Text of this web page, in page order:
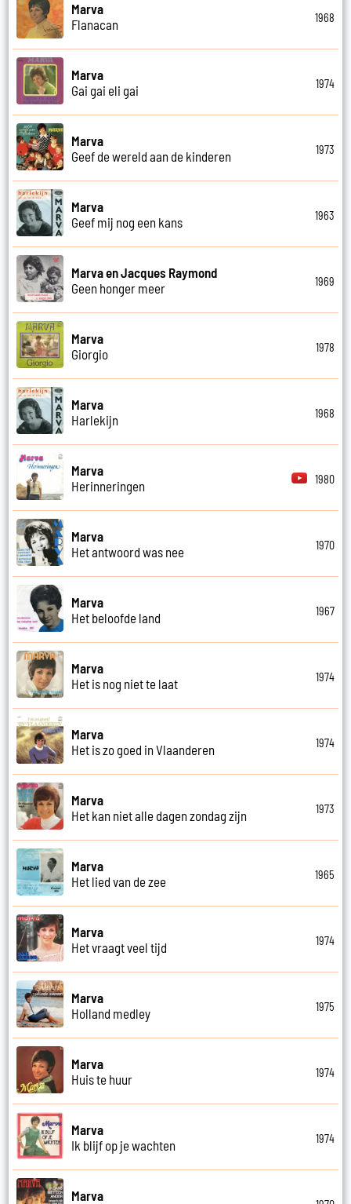
Marva
Flanacan
1968
Marva
Gai gai eli gai
1974
Marva
Geef de wereld aan de kinderen
1973
Marva
Geef mij nog een kans
1963
Marva en Jacques Raymond
Geen honger meer
1969
Marva
Giorgio
1978
Marva
Harlekijn
1968
Marva
Herinneringen
1980
Marva
Het antwoord was nee
1970
Marva
Het beloofde land
1967
Marva
Het is nog niet te laat
1974
Marva
Het is zo goed in Vlaanderen
1974
Marva
Het kan niet alle dagen zondag zijn
1973
Marva
Het lied van de zee
1965
Marva
Het vraagt veel tijd
1974
Marva
Holland medley
1975
Marva
Huis te huur
1974
Marva
Ik blijf op je wachten
1974
Marva